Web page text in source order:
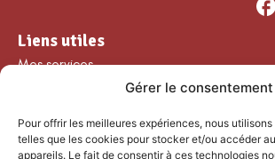
Gérer le consentement
Pour offrir les meilleures expériences, nous
telles que les cookies pour stocker et/ou accéder
appareils. Le fait de consentir à ces technologies
Liens utiles
Mes services
Nos loisirs